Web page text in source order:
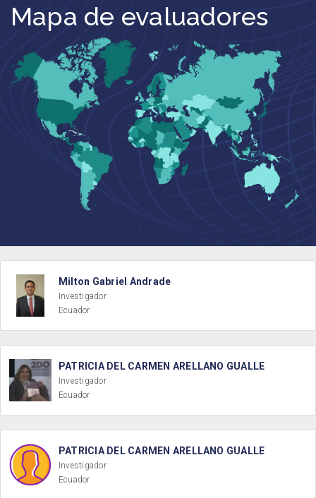
Mapa de evaluadores
Milton Gabriel Andrade
Investigador
Ecuador
PATRICIA DEL CARMEN ARELLANO GUALLE
Investigador
Ecuador
PATRICIA DEL CARMEN ARELLANO GUALLE
Investigador
Ecuador